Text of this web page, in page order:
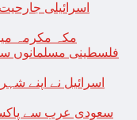
اسرائیلی
مکہ مکرمہ
فلسطینی مسلمانوں
اسرائیل نے اپنے
سعودی عرب سے